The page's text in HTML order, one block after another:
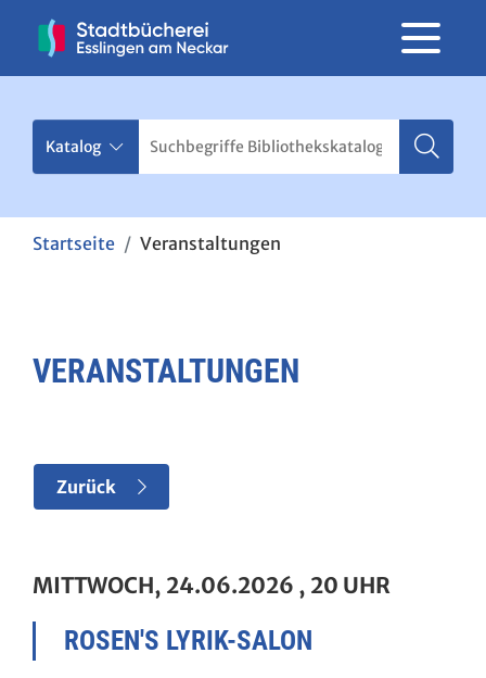
Startseite Veranstaltungen
VERANSTALTUNGEN
Zurück
MITTWOCH, 24.06.2026 , 20 UHR
ROSEN'S LYRIK-SALON